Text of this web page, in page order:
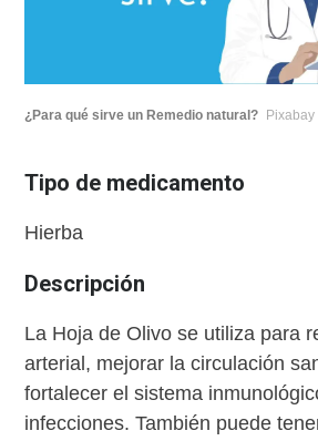
¿Para qué sirve un Remedio natural? Pixabay
Tipo de medicamento
Hierba
Descripción
La Hoja de Olivo se utiliza para
arterial, mejorar la circulación
fortalecer el sistema
infecciones. También puede